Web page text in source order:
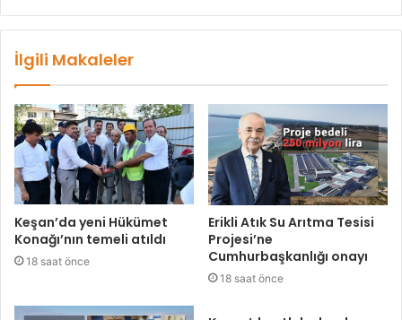
İlgili Makaleler
Keşan’da yeni Hükümet
Konağı’nın temeli atıldı
18 saat önce
Erikli Atık Su Arıtma Tesisi
Projesi’ne
Cumhurbaşkanlığı onayı
18 saat önce